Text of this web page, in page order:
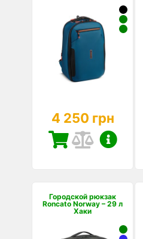
4 250 грн
Городской рюкзак
Roncato Norway – 29 л
Хаки